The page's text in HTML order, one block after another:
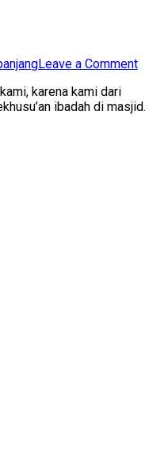
Leave a Commenton
8008
karena kami dari
ibadah di masjid.